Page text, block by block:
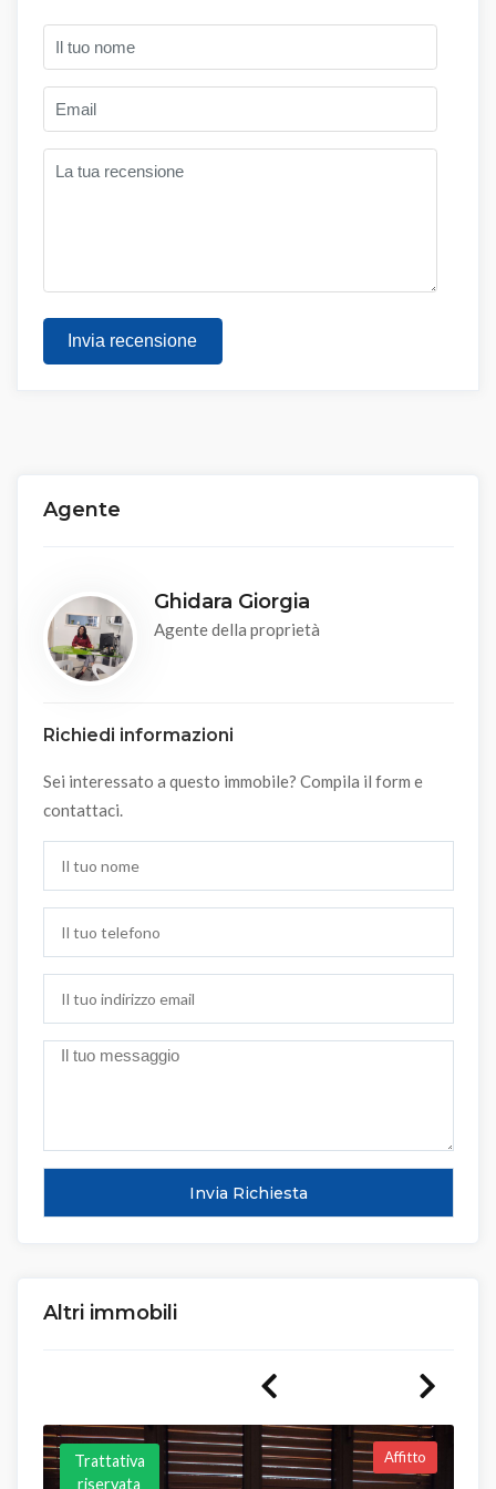
Invia recensione
Agente
Ghidara Giorgia
Agente della proprietà
Richiedi informazioni
Sei interessato a questo immobile? Compila il form e
contattaci.
Altri immobili
Trattativa
riservata
Affitto